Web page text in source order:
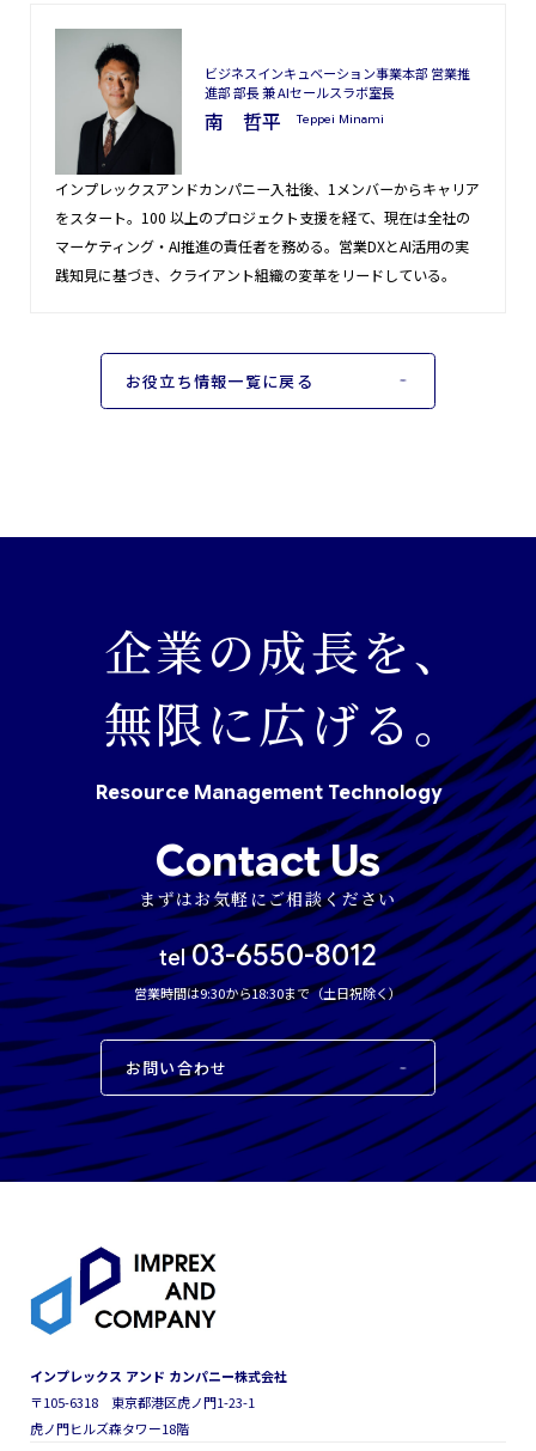
ビジネスインキュベーション事業本部 営業推
進部 部長 兼 AIセールスラボ室長
南 哲平 Teppei Minami
インプレックスアンドカンパニー入社後、1メンバーからキャリア
をスタート。100 以上のプロジェクト支援を経て、現在は全社の
マーケティング・AI推進の責任者を務める。営業DXとAI活用の実
践知見に基づき、クライアント組織の変革をリードしている。
お役立ち情報一覧に戻る
企業の成長を、
無限に広げる。
ResourceManagementTechnology
Contact Us
まずはお気軽にご相談ください
tel03-6550-8012
営業時間は9:30から18:30まで（土日祝除く）
お問い合わせ
インプレックス アンド カンパニー株式会社
〒105-6318 東京都港区虎ノ門1-23-1
虎ノ門ヒルズ森タワー18階